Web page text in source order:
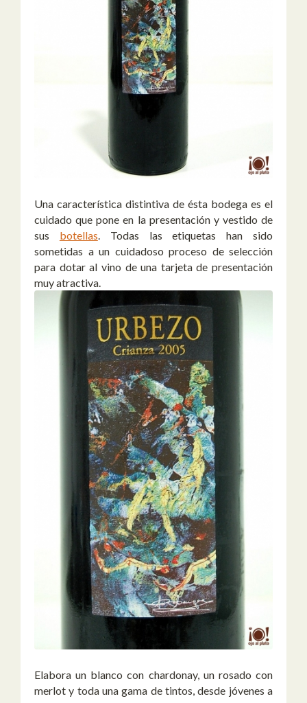
Una característica distintiva de ésta bodega es el
cuidado que pone en la presentación y vestido de
sus botellas. Todas las etiquetas han sido
sometidas a un cuidadoso proceso de selección
para dotar al vino de una tarjeta de presentación
muy atractiva.
Elabora un blanco con chardonay, un rosado con
merlot y toda una gama de tintos, desde jóvenes a